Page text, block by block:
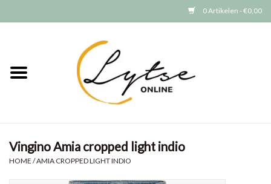
0 Artikelen - €0,00
Meisjes
Vingino Amia cropped light indio
HOME /AMIA CROPPED LIGHT INDIO